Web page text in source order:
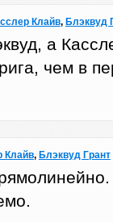
Клайв, Блэквуд
а
чем в
Клайв, Блэквуд Грант